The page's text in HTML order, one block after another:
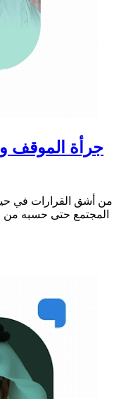
جرأة الموقف
من أشق القرارات في
المجتمع حتى حسبه من